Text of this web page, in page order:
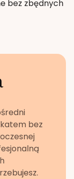
bez zbędnych
bez